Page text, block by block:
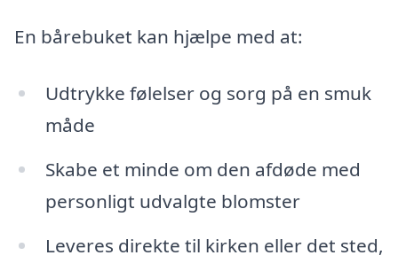
En bårebuket kan hjælpe med at:
Udtrykke følelser og sorg på en smuk
måde
Skabe et minde om den afdøde med
personligt udvalgte blomster
Leveres direkte til kirken eller det sted,